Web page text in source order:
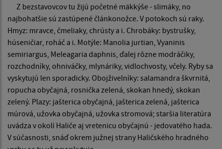
Z bezstavovcov tu žijú početné mäkkýše - slimáky, no
najbohatšie sú zastúpené článkonožce. V potokoch sú raky.
Hmyz: mravce, čmeliaky, chrústy a i. Chrobáky: bystrušky,
húseničiar, roháč a i. Motýle: Manolia jurtian, Vyaninis
semiriargus, Meleagaria daphnis, ďalej rôzne modráčiky,
rozchodníky, ohniváčky, mlynáriky, vidlochvosty, včely. Ryby sa
vyskytujú len sporadicky. Obojživelníky: salamandra škvrnitá,
ropucha obyčajná, rosnička zelená, skokan hnedý, skokan
zelený. Plazy: jašterica obyčajná, jašterica zelená, jašterica
múrová, užovka obyčajná, užovka stromová; staršia literatúra
uvádza v okolí Haliče aj vretenicu obyčajnú - jedovatého hada.
V súčasnosti, snáď okrem južnej strany Haličského hradného